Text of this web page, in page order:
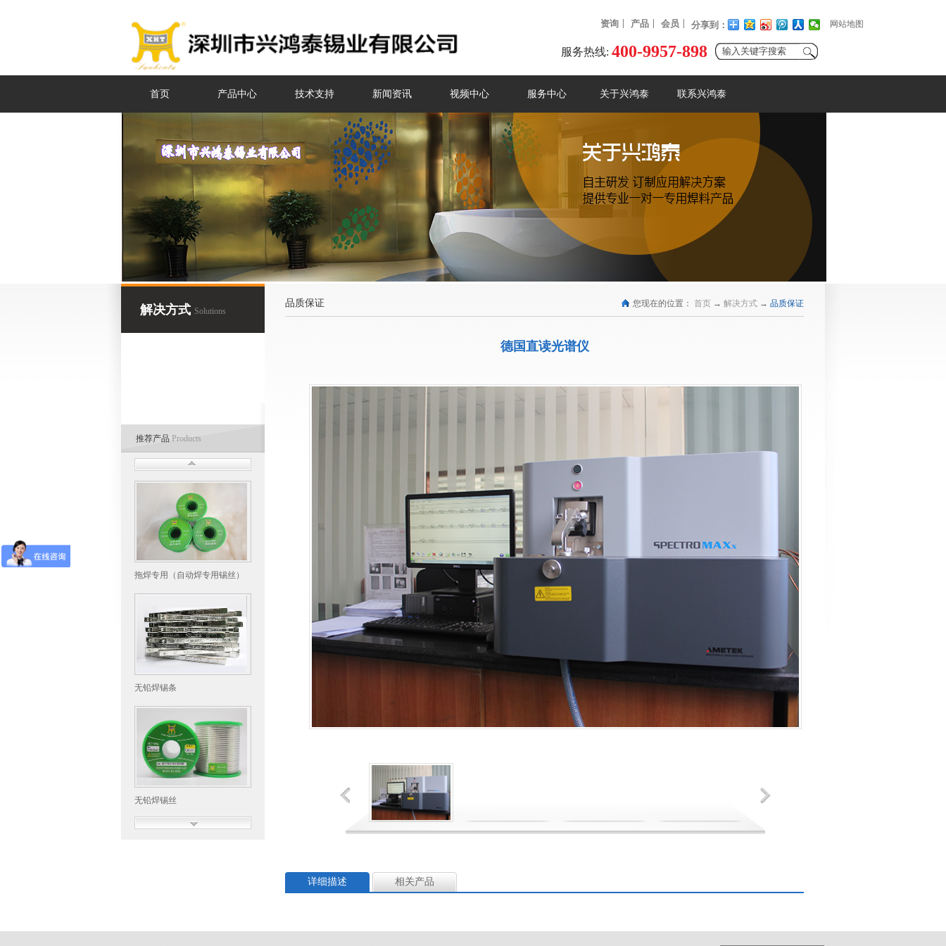
网站地图
资询 产品 会员 分享到：
服务热线: 400-9957-898
首页 产品中心 技术支持 新闻资讯 视频中心 服务中心 关于兴鸿泰 联系兴鸿泰
解决方式 Solutions
推荐产品 Products
拖焊专用（自动焊专用锡丝）
无铅焊锡条
无铅焊锡丝
品质保证 您现在的位置： 首页 → 解决方式 → 品质保证
德国直读光谱仪
详细描述 相关产品